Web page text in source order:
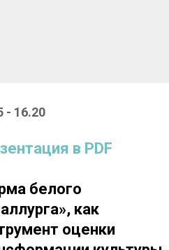
- 16.20
в PDF
белого
как
оценки